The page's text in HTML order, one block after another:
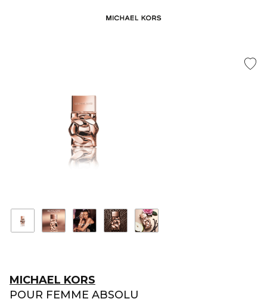
MICHAEL KORS
POUR FEMME ABSOLU